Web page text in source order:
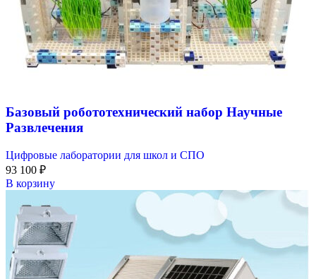
Базовый робототехнический набор Научные
Развлечения
Цифровые лаборатории для школ и СПО
93 100 ₽
В корзину